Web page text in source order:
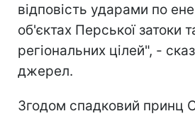
відповість ударами по
об'єктах Перської затоки
регіональних цілей", -
джерел.
Згодом спадковий принц